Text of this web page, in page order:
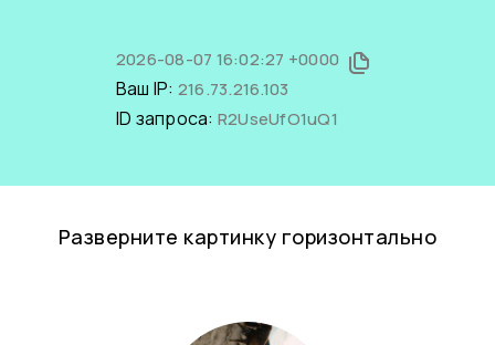
2026-08-07 16:02:27 +0000
Ваш IP: 216.73.216.103
ID запроса: R2UseUfO1uQ1
Разверните картинку горизонтально